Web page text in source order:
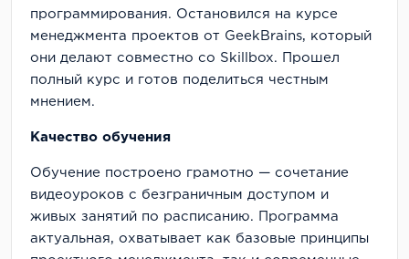
программирования. Остановился на курсе
менеджмента проектов от GeekBrains, который
они делают совместно со Skillbox. Прошел
полный курс и готов поделиться честным
мнением.
Качество обучения
Обучение построено грамотно — сочетание
видеоуроков с безграничным доступом и
живых занятий по расписанию. Программа
актуальная, охватывает как базовые принципы